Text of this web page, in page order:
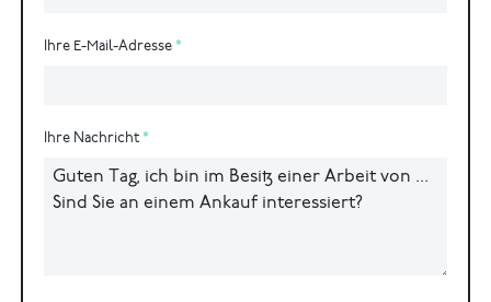
Ihre E-Mail-Adresse
Ihre Nachricht